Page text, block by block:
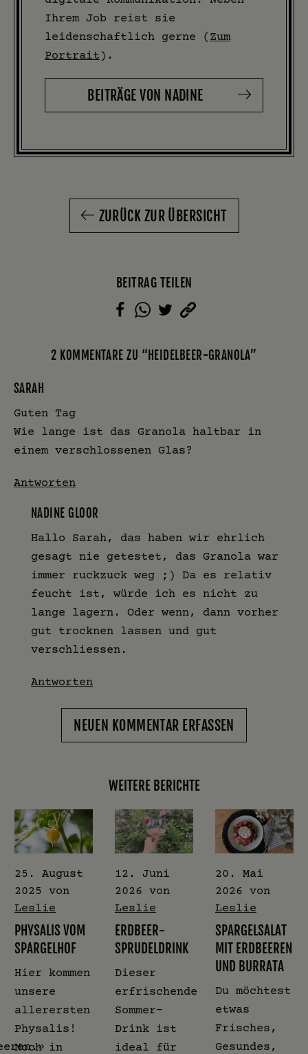
Ihrem Job reist sie
leidenschaftlich gerne ( Zum
Portrait ).
BEITRÄGE VON NADINE
ZURÜCK ZUR ÜBERSICHT
BEITRAG TEILEN
2 KOMMENTARE ZU “HEIDELBEER-GRANOLA”
SARAH
Guten Tag
Wie lange ist das Granola haltbar in
einem verschlossenen Glas?
Antworten
NADINE GLOOR
Hallo Sarah, das haben wir ehrlich
gesagt nie getestet, das Granola war
immer ruckzuck weg ;) Da es relativ
feucht ist, würde ich es nicht zu
lange lagern. Oder wenn, dann vorher
gut trocknen lassen und gut
verschliessen.
Antworten
NEUEN KOMMENTAR ERFASSEN
WEITERE BERICHTE
25. August
2025 von
Leslie
PHYSALIS VOM
SPARGELHOF
Hier kommen
unsere
allerersten
Physalis!
Noch in
12. Juni
2026 von
Leslie
ERDBEER-
SPRUDELDRINK
Dieser
erfrischende
Sommer-
Drink ist
ideal für
20. Mai
2026 von
Leslie
SPARGELSALAT
MIT ERDBEEREN
UND BURRATA
Du möchtest
etwas
Frisches,
Gesundes,